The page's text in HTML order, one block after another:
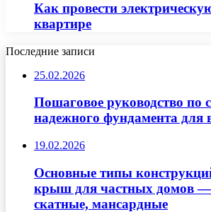
Как провести
квартире
Последние записи
25.02.2026
Пошаговое руководство по
надежного фундамента для
19.02.2026
Основные типы
крыш для частных домов —
скатные, мансардные